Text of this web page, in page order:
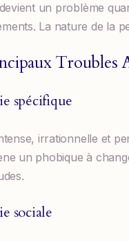
devient un problème
La nature de la
Troubles
spécifique
irrationnelle et
un phobique à
sociale